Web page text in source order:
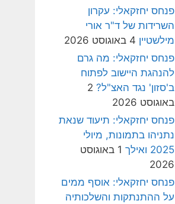
פנחס יחזקאלי: עקרון
השרידות של ד"ר אורי
מילשטיין 4 באוגוסט 2026
פנחס יחזקאלי: מה גרם
להנהגת היישוב לפתוח
ב'סזון' נגד האצ"ל? 2
באוגוסט 2026
פנחס יחזקאלי: תיעוד שנאת
נתניהו בתמונות, מיולי
2025 ואילך
1 באוגוסט
2026
פנחס יחזקאלי: אוסף ממים
על ההתנתקות והשלכותיה